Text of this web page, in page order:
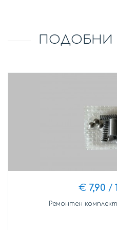
ПОДОБНИ
€ 7,90 /
Ремонтен